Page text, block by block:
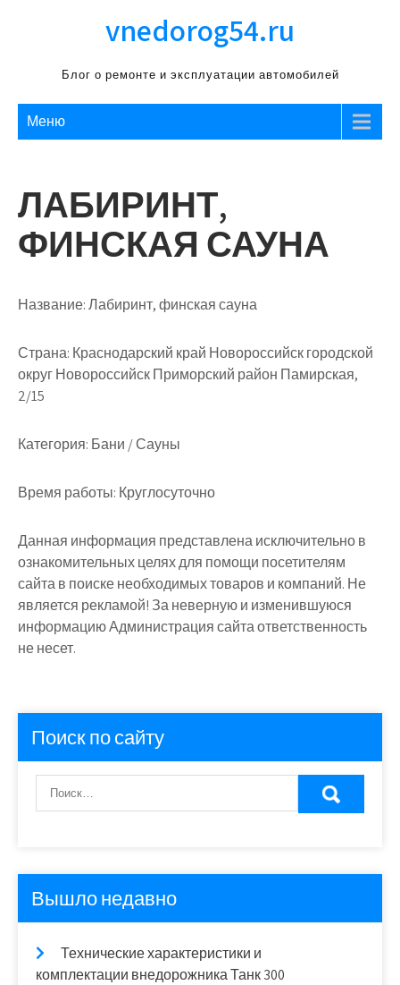
vnedorog54.ru
Блог о ремонте и эксплуатации автомобилей
Меню
ЛАБИРИНТ,
ФИНСКАЯ САУНА
Название:Лабиринт, финская сауна
Страна: Краснодарский край Новороссийск городской
округ Новороссийск Приморский район Памирская,
2/15
Категория: Бани / Сауны
Время работы: Круглосуточно
Данная информация представлена исключительно в
ознакомительных целях для помощи посетителям
сайта в поиске необходимых товаров и компаний. Не
является рекламой! За неверную и изменившуюся
информацию Администрация сайта ответственность
не несет.
Поиск по сайту
Вышло недавно
Технические характеристики и
комплектации внедорожника Танк 300